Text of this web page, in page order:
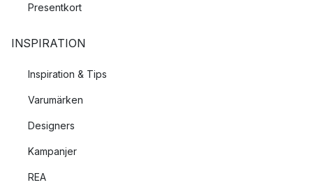
Presentkort
INSPIRATION
Inspiration & Tips
Varumärken
Designers
Kampanjer
REA